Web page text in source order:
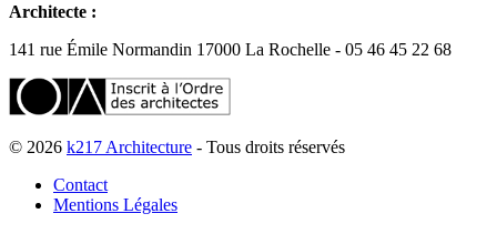
Architecte :
141 rue Émile Normandin 17000 La Rochelle - 05 46 45 22 68
© 2026 k217 Architecture - Tous droits réservés
Contact
Mentions Légales